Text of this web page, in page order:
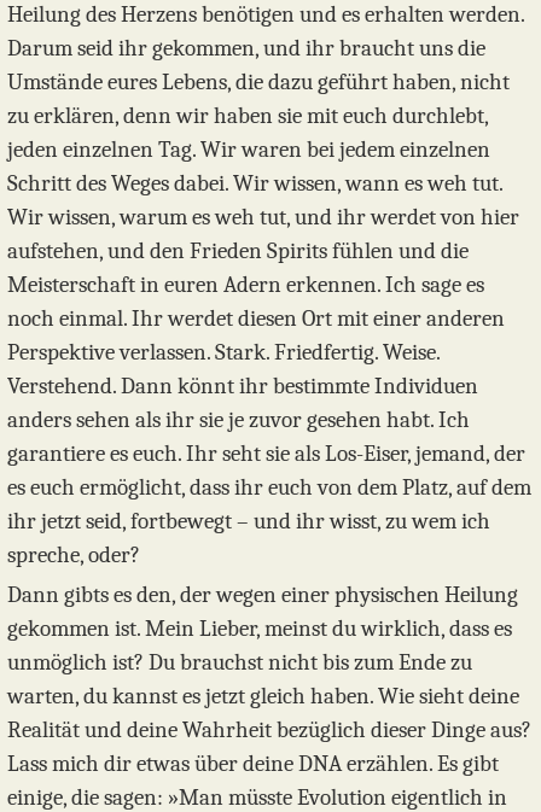
Heilung des Herzens benötigen und es erhalten werden.
Darum seid ihr gekommen, und ihr braucht uns die
Umstände eures Lebens, die dazu geführt haben, nicht
zu erklären, denn wir haben sie mit euch durchlebt,
jeden einzelnen Tag. Wir waren bei jedem einzelnen
Schritt des Weges dabei. Wir wissen, wann es weh tut.
Wir wissen, warum es weh tut, und ihr werdet von hier
aufstehen, und den Frieden Spirits fühlen und die
Meisterschaft in euren Adern erkennen. Ich sage es
noch einmal. Ihr werdet diesen Ort mit einer anderen
Perspektive verlassen. Stark. Friedfertig. Weise.
Verstehend. Dann könnt ihr bestimmte Individuen
anders sehen als ihr sie je zuvor gesehen habt. Ich
garantiere es euch. Ihr seht sie als Los-Eiser, jemand, der
es euch ermöglicht, dass ihr euch von dem Platz, auf dem
ihr jetzt seid, fortbewegt – und ihr wisst, zu wem ich
spreche, oder?
Dann gibts es den, der wegen einer physischen Heilung
gekommen ist. Mein Lieber, meinst du wirklich, dass es
unmöglich ist? Du brauchst nicht bis zum Ende zu
warten, du kannst es jetzt gleich haben. Wie sieht deine
Realität und deine Wahrheit bezüglich dieser Dinge aus?
Lass mich dir etwas über deine DNA erzählen. Es gibt
einige, die sagen: »Man müsste Evolution eigentlich in